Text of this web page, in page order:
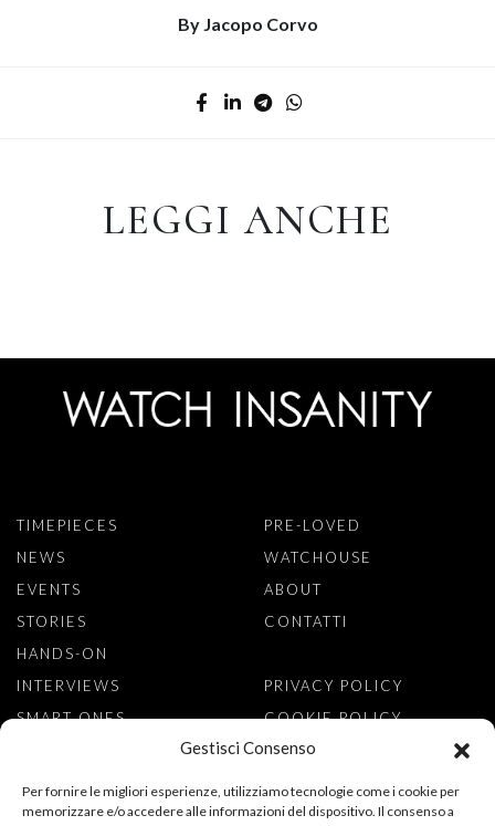
Gestisci Consenso
Per fornire le migliori esperienze, utilizziamo tecnologie come i cookie per
memorizzare e/o accedere alle informazioni del dispositivo. Il consenso a
By Jacopo Corvo
LEGGI ANCHE
TIMEPIECES
NEWS
EVENTS
STORIES
HANDS-ON
INTERVIEWS
SMART ONES
PRE-LOVED
WATCHOUSE
ABOUT
CONTATTI
PRIVACY POLICY
COOKIE POLICY
ISCRIVITI ALLA NEWSLETTER